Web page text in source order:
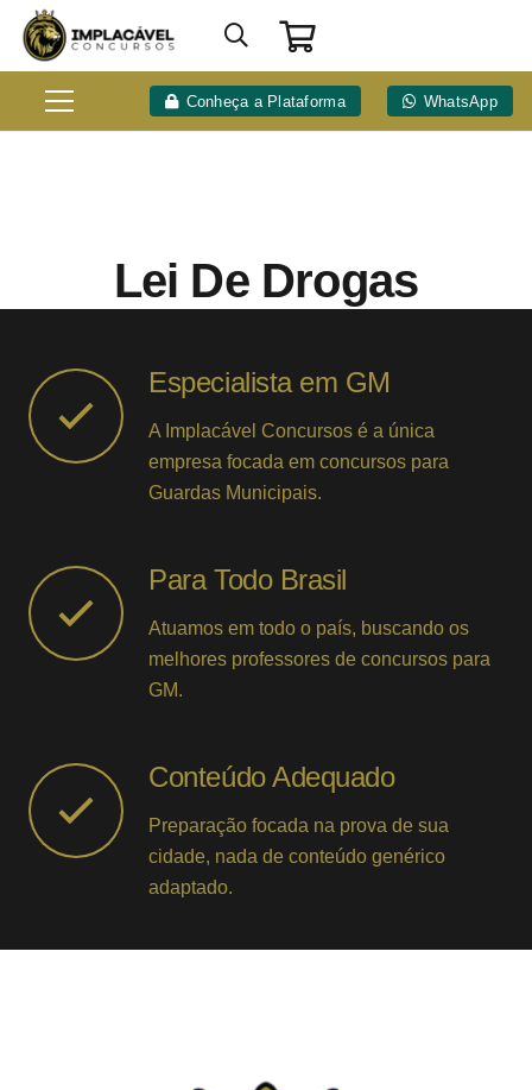
Conheça a Plataforma WhatsApp
Lei De Drogas
Especialista em GM
A Implacável Concursos é a única
empresa focada em concursos para
Guardas Municipais.
Para Todo Brasil
Atuamos em todo o país, buscando os
melhores professores de concursos para
GM.
Conteúdo Adequado
Preparação focada na prova de sua
cidade, nada de conteúdo genérico
adaptado.